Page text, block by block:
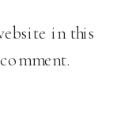
in this